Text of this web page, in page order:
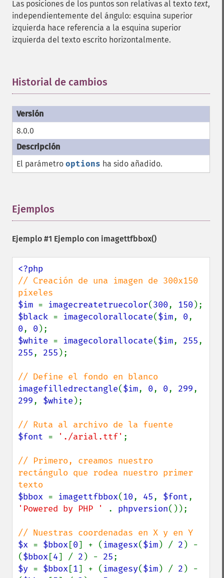
Las posiciones de los puntos son relativas al texto text,
independientemente del ángulo: esquina superior
izquierda hace referencia a la esquina superior
izquierda del texto escrito horizontalmente.
Historial de cambios
8.0.0
El parámetro options ha sido añadido.
Ejemplos
Ejemplo #1 Ejemplo con imagettfbbox()
// Creación de una imagen de 300x150
$im = imagecreatetruecolor(300, 150
$black = imagecolorallocate($im, 0
0, 0
$white = imagecolorallocate($im, 255
255, 255 );
imagefilledrectangle($im, 0, 0, 299
299, $white );
$font = './arial.ttf' ;
// Primero, creamos nuestro
rectángulo que rodea nuestro primer
$bbox = imagettfbbox(10, 45, $font
'Powered by PHP '
. phpversion());
$x = $bbox [0] + ( imagesx($im) / 2 ) -
($bbox [4] / 2 ) - 25
$y = $bbox [1] + ( imagesy($im) / 2 ) -